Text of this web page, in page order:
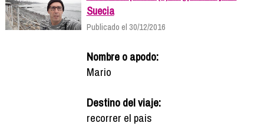
Suecia
Publicado el 30/12/2016
Nombre o apodo:
Mario
Destino del viaje:
recorrer el pais